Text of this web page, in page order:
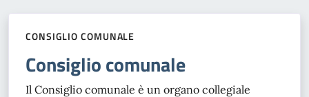
CONSIGLIO COMUNALE
Consiglio comunale
Il Consiglio comunale è un organo collegiale